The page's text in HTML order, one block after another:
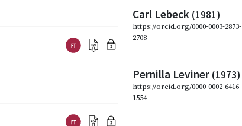
Carl Lebeck (1981)
https://orcid.org/0000-0003-2873-
2708
Pernilla Leviner (1973)
https://orcid.org/0000-0002-6416-
1554